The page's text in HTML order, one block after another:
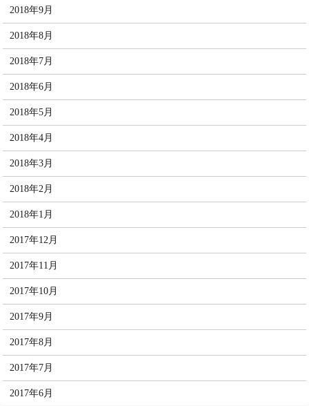
2018年9月
2018年8月
2018年7月
2018年6月
2018年5月
2018年4月
2018年3月
2018年2月
2018年1月
2017年12月
2017年11月
2017年10月
2017年9月
2017年8月
2017年7月
2017年6月